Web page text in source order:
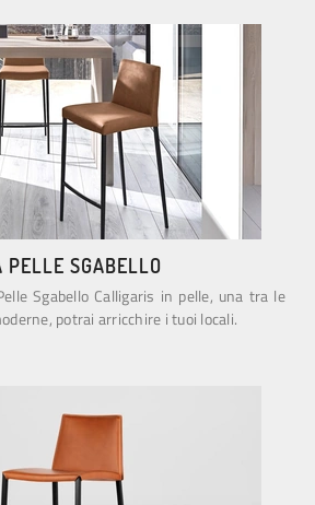
PELLE SGABELLO
Sgabello Calligaris in pelle, una tra le
potrai arricchire i tuoi locali.